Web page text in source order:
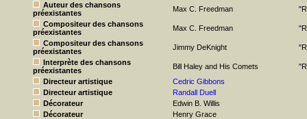
Auteur des chansons
préexistantes
Max C. Freedman
Compositeur des chansons
préexistantes
Max C. Freedman
Compositeur des chansons
préexistantes
Jimmy DeKnight
Interprète des chansons
préexistantes
Bill Haley and His Comets
Directeur artistique
Cedric Gibbons
Directeur artistique
Randall Duell
Décorateur
Edwin B. Willis
Décorateur
Henry Grace